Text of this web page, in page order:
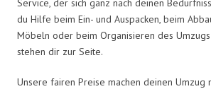
Service, der sich ganz nach deinen
du Hilfe beim Ein- und Auspacken, beim
Möbeln oder beim Organisieren des
stehen dir zur Seite.
Unsere fairen Preise machen deinen Umzug